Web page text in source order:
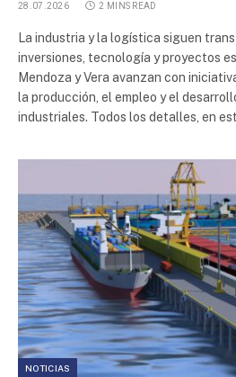
Parque Industrial Río Cuarto
Parque Industrial Pergamino
Parque Industrial Neuquén
Parque Industrial Plottier
Plaza Industrial Escobar
Parque industrial Pilar
Río Neuquén Distrito Industrial
28.07.2026 2 MINS READ
La industria y la logística siguen
inversiones, tecnología y proyectos
Mendoza y Vera avanzan con
la producción, el empleo y el
industriales. Todos los detalles, en
NOTICIAS